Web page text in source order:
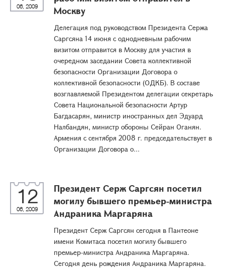
06, 2009
Москву
Делегация под руководством Президента Сержа
Саргсяна 14 июня с однодневным рабочим
визитом отправится в Москву для участия в
очередном заседании Совета коллективной
безопасности Организации Договора о
коллективной безопасности (ОДКБ). В составе
возглавляемой Президентом делегации секретарь
Совета Национальной безопасности Артур
Багдасарян, министр иностранных дел Эдуард
Налбандян, министр обороны Сейран Оганян.
Армения с сентября 2008 г. председательствует в
Организации Договора о...
12
06, 2009
Президент Серж Саргсян посетил
могилу бывшего премьер-министра
Андраника Маргаряна
Президент Серж Саргсян сегодня в Пантеоне
имени Комитаса посетил могилу бывшего
премьер-министра Андраника Маргаряна.
Сегодня день рождения Андраника Маргаряна.